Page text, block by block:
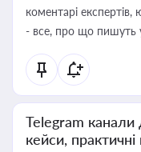
коментарі
- все, про що пишуть
Telegram канали
кейси,